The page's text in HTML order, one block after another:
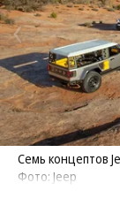
Семь концептов
Фото: Jeep